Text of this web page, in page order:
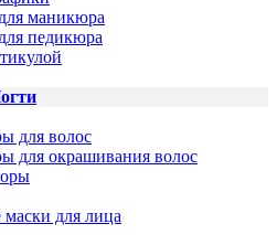
маникюра
педикюра
для волос
для окрашивания волос
для лица